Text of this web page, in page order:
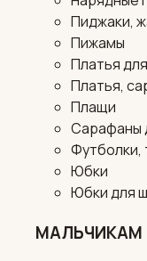
Пиджаки,
Пижамы
Платья
Платья,
Плащи
Сарафаны
Футболки,
Юбки
Юбки для
МАЛЬЧИКАМ